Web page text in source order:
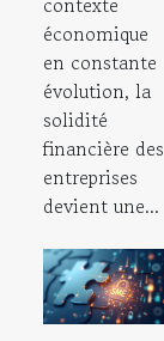
économique
en constante
évolution, la
solidité
financière des
entreprises
devient une...